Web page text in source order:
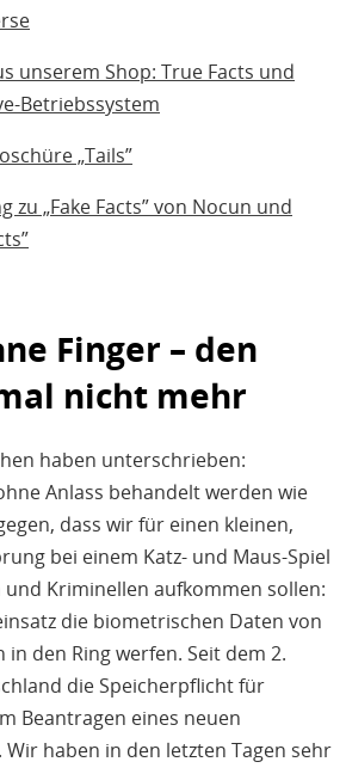
unserem Shop: True Facts und
Betriebssystem
„Tails”
zu „Fake Facts” von Nocun und
Finger – den
nicht mehr
haben unterschrieben:
Anlass behandelt werden wie
dass wir für einen kleinen,
bei einem Katz- und Maus-Spiel
Kriminellen aufkommen sollen:
die biometrischen Daten von
den Ring werfen. Seit dem 2.
die Speicherpflicht für
Beantragen eines neuen
Wir haben in den letzten Tagen sehr